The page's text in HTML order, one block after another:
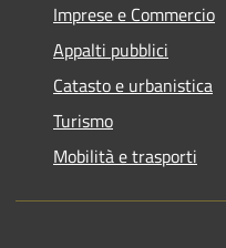
Imprese e Commercio
Appalti pubblici
Catasto e urbanistica
Turismo
Mobilità e trasporti